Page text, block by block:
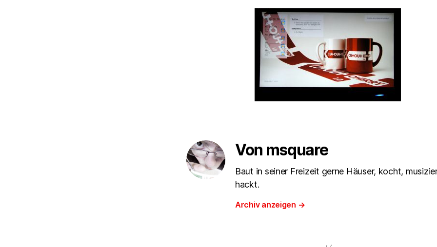
Von msquare
Baut in seiner Freizeit gerne Häuser, kocht,
hackt.
Archiv anzeigen →